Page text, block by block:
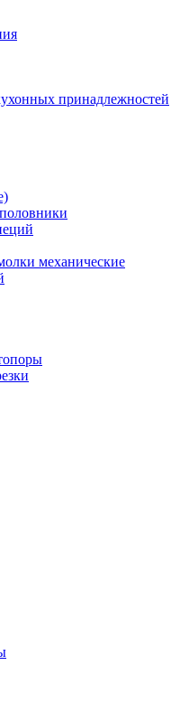
принадлежностей
механические